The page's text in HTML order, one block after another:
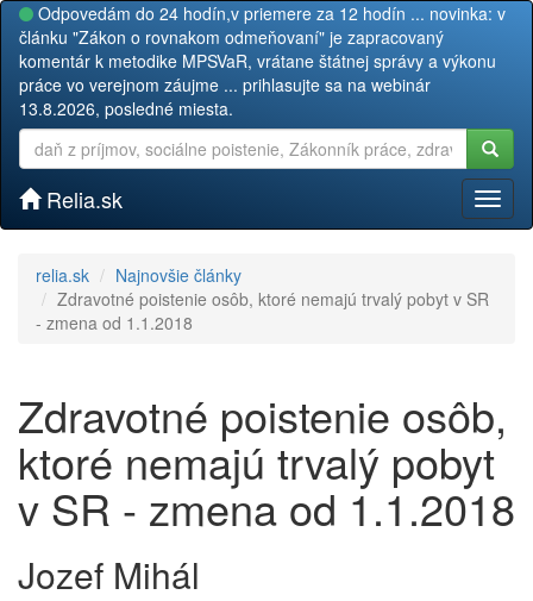
Odpovedám do 24 hodín,v priemere za 12 hodín ... novinka: v
článku "Zákon o rovnakom odmeňovaní" je zapracovaný
komentár k metodike MPSVaR, vrátane štátnej správy a výkonu
práce vo verejnom záujme ... prihlasujte sa na webinár
13.8.2026, posledné miesta.
Relia.sk
relia.sk
Najnovšie články
Zdravotné poistenie osôb, ktoré nemajú trvalý pobyt v SR
- zmena od 1.1.2018
Zdravotné poistenie osôb,
ktoré nemajú trvalý pobyt
v SR - zmena od 1.1.2018
Jozef Mihál